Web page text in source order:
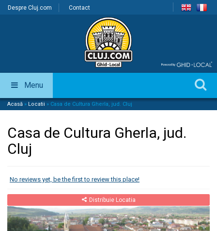
Despre Cluj.com Contact
Menu
Acasă » Locatii » Casa de Cultura Gherla, jud. Cluj
Casa de Cultura Gherla, jud.
Cluj
No reviews yet, be the first to review this place!
Distribuie Locatia